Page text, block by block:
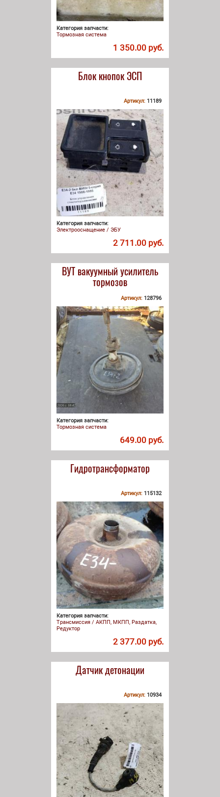
Категория запчасти:
Тормозная система
1 350.00 руб.
Блок кнопок ЭСП
Артикул: 11189
Категория запчасти:
Электрооснащение / ЭБУ
2 711.00 руб.
ВУТ вакуумный усилитель
тормозов
Артикул: 128796
Категория запчасти:
Тормозная система
649.00 руб.
Гидротрансформатор
Артикул: 115132
Категория запчасти:
Трансмиссия / АКПП, МКПП, Раздатка,
Редуктор
2 377.00 руб.
Датчик детонации
Артикул: 10934